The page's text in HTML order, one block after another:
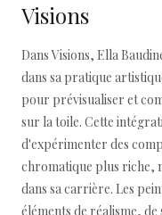
Visions
Dans Visions, Ella
dans sa pratique
pour prévisualiser et
sur la toile. Cette
d'expérimenter des
chromatique plus riche,
dans sa carrière. Les
éléments de réalisme,